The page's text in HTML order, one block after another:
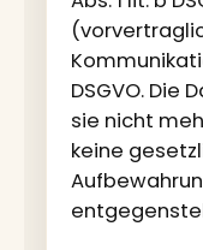
DSGVO. Die
sie nicht
keine